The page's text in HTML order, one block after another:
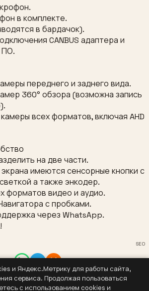
в комплекте.
в бардачок).
CANBUS адаптера и
ПО.
переднего и заднего вида.
360° обзора (возможна запись
всех форматов, включая AHD
на две части.
экрана имеются сенсорные кнопки с
а также энкодер.
форматов видео и аудио.
с пробками.
через WhatsApp.
SEO
Контакты
8 (937) 304-44-55
и Яндекс.Метрику для работы сайта,
сервиса. Продолжая пользоваться
с использованием cookies и